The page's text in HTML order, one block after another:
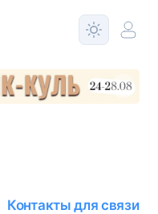
Контакты для связи